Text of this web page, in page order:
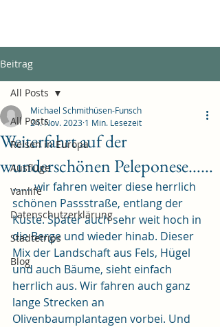
Beitrag
All Posts
Reisen in Europa
Ausflüge
Vanlife
Datenschutzerklärung
Städtetrips
Blog
All Posts
Weiterfahrt auf der
wunderschönen Peleponese……
Michael Schmithüsen-Funsch
24. Nov. 2023 1 Min. Lesezeit
....... wir fahren weiter diese herrlich
schönen Passstraße, entlang der
Küste. Später auch sehr weit hoch in
die Berge und wieder hinab. Dieser
Mix der Landschaft aus Fels, Hügel
und auch Bäume, sieht einfach
herrlich aus. Wir fahren auch ganz
lange Strecken an
Olivenbaumplantagen vorbei. Und